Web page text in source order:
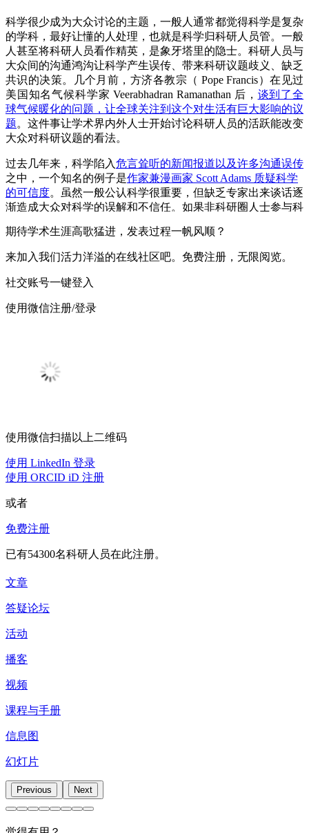
科学很少成为大众讨论的主题，一般人通常都觉得科学是复杂
的学科，最好让懂的人处理，也就是科学归科研人员管。一般
人甚至将科研人员看作精英，是象牙塔里的隐士。科研人员与
大众间的沟通鸿沟让科学产生误传、带来科研议题歧义、缺乏
共识的决策。几个月前，方济各教宗（ Pope Francis）在见过
美国知名气候科学家 Veerabhadran Ramanathan 后， 谈到了全
球气候暖化的问题，让全球关注到这个对生活有巨大影响的议
题。这件事让学术界内外人士开始讨论科研人员的活跃能改变
大众对科研议题的看法。
过去几年来，科学陷入危言耸听的新闻报道以及许多沟通误传
之中，一个知名的例子是作家兼漫画家 Scott Adams 质疑科学
的可信度。虽然一般公认科学很重要，但缺乏专家出来谈话逐
渐造成大众对科学的误解和不信任。如果非科研圈人士参与科
更好的决策，甚至还能知道如何能善用他们的税金，对政府的
医疗保健政策发表意见，还可以对科研基金提出看法。
既然大部分的科研人员都同意公众互动的重要性，为什么他们
会迟迟不采取行动呢？如同大家知道的，科研人员最缺乏的就
是时间，他们要忙着做研究、申请基金、处理行政工作、发表
密歇根大学公共卫生学院的博士生 Kevin Boehnke
科研人员，了解为何他们在触及群众上受到限制
般大众中的科研声望跟他的科研工作质量与数量成反比
也认为公众互动并不是妥善利用科研人员时间的方式。
虽然公众参与照理来说应该可以带来正面影响，但有时候也会
造成大众的反弹，过去有一次当新闻公布由惠康基金会
(Wellcome Trust) 资助关于
力去付出努力与公众互动。甚至，高校、研究机构还有资助单
原因之一。不过，有些人跟 Environmental Earth System Science
副教授兼斯坦福大学土木与环境工程学系高级研究员 Noah
Diffenbaugh 一样，认为科学沟通是科研人员的责任，他说：
「首先，也是最重要的，我是科学家，但我认为当公众对我提
鼓励科研人员考虑将科学沟通纳入自己的责任范围中，而他们
员进行公众互动也能为自己带来好处，让自己的研究被更更多
Public Understanding of Science 西蒙尼教授兼牛津大学数学教
授 Marcus du Sautoy 就说：「
发现和沟通。科学如果能够触及更广大的群体，就能对身为科
学家的你带来更多新想法。
做科研是件艰辛的事，但是，如果科研人员能够主动向大众说
明科学，让科学变得更简单容易了解，就能为自己创造更友善
的环境。这么一来能缩小科研圈与非科研圈的距离，随着科研
期待学术生涯高歌猛进，发表过程一帆风顺？
来加入我们活力洋溢的在线社区吧。免费注册，无限阅览。
社交账号一键登入
使用微信注册/登录
使用微信扫描以上二维码
使用 LinkedIn 登录
使用 ORCID iD 注册
或者
免费注册
已有54300名科研人员在此注册。
文章
答疑论坛
活动
播客
视频
课程与手册
信息图
幻灯片
Previous Next